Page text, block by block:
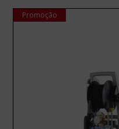
Promoção